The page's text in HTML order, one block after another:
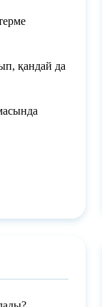
қандай да